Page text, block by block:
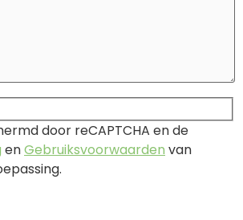
door reCAPTCHA en de
enGebruiksvoorwaarden van